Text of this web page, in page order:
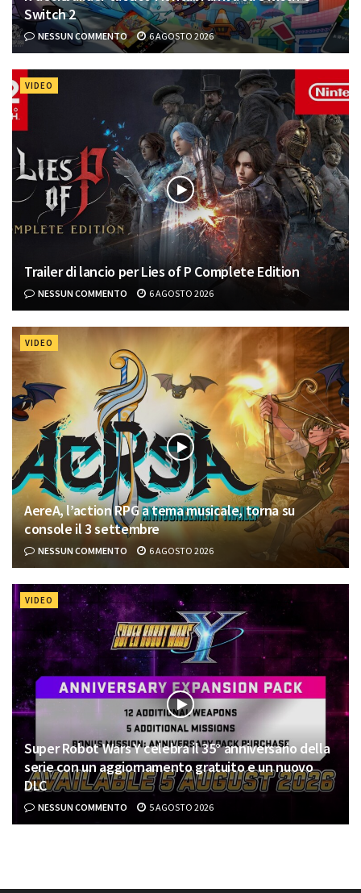
Switch 2
NESSUN COMMENTO 6 AGOSTO 2026
VIDEO
Trailer di lancio per Lies of P Complete Edition
NESSUN COMMENTO 6 AGOSTO 2026
VIDEO
AereA, l’action RPG a tema musicale, torna su
console il 3 settembre
NESSUN COMMENTO 6 AGOSTO 2026
VIDEO
Super Robot Wars Y celebra il 35° anniversario della
serie con un aggiornamento gratuito e un nuovo
DLC
NESSUN COMMENTO 5 AGOSTO 2026